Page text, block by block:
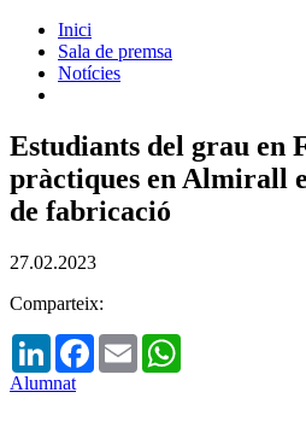
Inici
Sala de premsa
Notícies
Estudiants del grau en
pràctiques en Almirall
de fabricació
27.02.2023
Comparteix:
LinkedInFacebook
Email
Alumnat